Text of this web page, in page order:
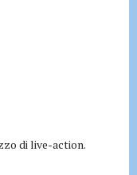
di live-action.